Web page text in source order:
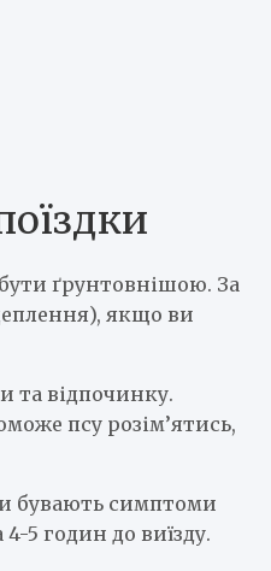
ґрунтовнішою. За
якщо ви
та відпочинку.
псу розім’ятись,
бувають симптоми
5 годин до виїзду.